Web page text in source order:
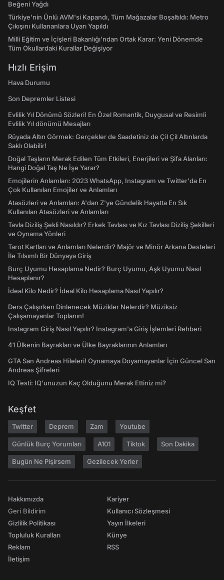
Beğeni Yağdı
Türkiye'nin Ünlü AVM'si Kapandı, Tüm Mağazalar Boşaltıldı: Metro
Çıkışını Kullananlara Uyarı Yapıldı
Milli Eğitim ve İçişleri Bakanlığı’ndan Ortak Karar: Yeni Dönemde
Tüm Okullardaki Kurallar Değişiyor
Hızlı Erişim
Hava Durumu
Son Depremler Listesi
Evlilik Yıl Dönümü Sözleri! En Özel Romantik, Duygusal ve Resimli
Evlilik Yıl dönümü Mesajları
Rüyada Altın Görmek: Gerçekler de Saadetiniz de Çil Çil Altınlarda
Saklı Olabilir!
Doğal Taşların Merak Edilen Tüm Etkileri, Enerjileri ve Şifa Alanları:
Hangi Doğal Taş Ne İşe Yarar?
Emojilerin Anlamları: 2023 WhatsApp, Instagram ve Twitter'da En
Çok Kullanılan Emojiler ve Anlamları
Atasözleri ve Anlamları: A'dan Z'ye Gündelik Hayatta En Sık
Kullanılan Atasözleri ve Anlamları
Tavla Diziliş Şekli Nasıldır? Erkek Tavlası ve Kız Tavlası Diziliş Şekilleri
ve Oynama Yönleri
Tarot Kartları ve Anlamları Nelerdir? Majör ve Minör Arkana Desteleri
İle Tılsımlı Bir Dünyaya Giriş
Burç Uyumu Hesaplama Nedir? Burç Uyumu, Aşk Uyumu Nasıl
Hesaplanır?
İdeal Kilo Nedir? İdeal Kilo Hesaplama Nasıl Yapılır?
Ders Çalışırken Dinlenecek Müzikler Nelerdir? Müziksiz
Çalışamayanlar Toplanın!
Instagram Giriş Nasıl Yapılır? Instagram'a Giriş İşlemleri Rehberi
41 Ülkenin Bayrakları ve Ülke Bayraklarının Anlamları
GTA San Andreas Hileleri! Oynamaya Doyamayanlar İçin Güncel San
Andreas Şifreleri
IQ Testi: IQ'unuzun Kaç Olduğunu Merak Ettiniz mi?
Keşfet
Twitter Deprem Zam Youtube
Günlük Burç Yorumları A101 Tiktok Son Dakika
Bugün Ne Pişirsem Gezilecek Yerler
Hakkımızda
Geri Bildirim
Gizlilik Politikası
Topluluk Kuralları
Reklam
İletişim
Kariyer
Kullanıcı Sözleşmesi
Yayın İlkeleri
Künye
RSS